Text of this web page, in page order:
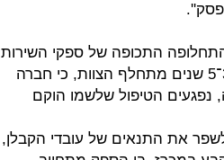
התכופה של ספקי השירות
פירושה גם החלפה של צוות העובדים. כאשר כל 3־5 שנים מתחלף הצוות, כי חברה
הטיפול שלשמו הוקם
את התנאים של עובדי הקבלן,